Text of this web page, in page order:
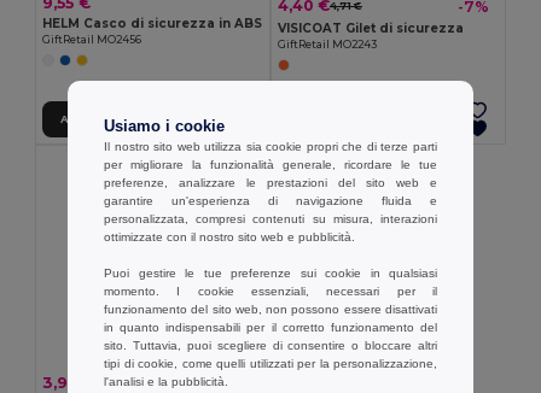
HELM Casco di sicurezza in ABS
GiftRetail MO2456
Aggiungi al carrello
4,40 €4,71 € -7%
VISICOAT Gilet di sicurezza
GiftRetail MO2243
3,95 €
Usiamo i cookie
Il nostro sito web utilizza sia cookie propri che di terze parti
per migliorare la funzionalità generale, ricordare le tue
preferenze, analizzare le prestazioni del sito web e
garantire un'esperienza di navigazione fluida e
personalizzata, compresi contenuti su misura, interazioni
ottimizzate con il nostro sito web e pubblicità.
Puoi gestire le tue preferenze sui cookie in qualsiasi
momento. I cookie essenziali, necessari per il
funzionamento del sito web, non possono essere disattivati
in quanto indispensabili per il corretto funzionamento del
sito. Tuttavia, puoi scegliere di consentire o bloccare altri
tipi di cookie, come quelli utilizzati per la personalizzazione,
l'analisi e la pubblicità.